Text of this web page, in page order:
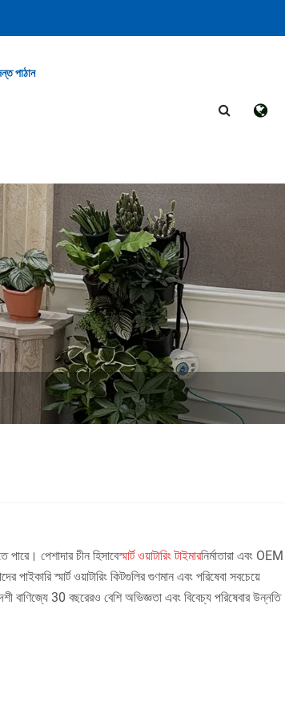
পাঠান
পেশাদার চীন হিসাবেস্মার্ট ওয়াটারিং টাইমারনির্মাতারা এবং OEM
স্মার্ট ওয়াটারিং কিটগুলির গুণমান এবং পরিষেবা সবচেয়ে
বাণিজ্যে 30 বছরেরও বেশি অভিজ্ঞতা এবং বিবেচ্য পরিষেবার উন্নতি